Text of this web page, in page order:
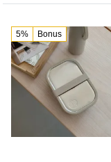
5% Bonus